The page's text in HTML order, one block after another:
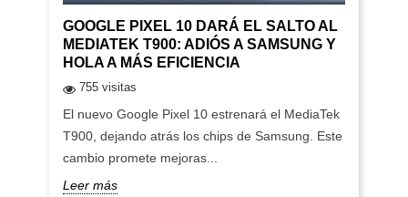
GOOGLE PIXEL 10 DARÁ EL SALTO AL
MEDIATEK T900: ADIÓS A SAMSUNG Y
HOLA A MÁS EFICIENCIA
755 visitas
El nuevo Google Pixel 10 estrenará el MediaTek
T900, dejando atrás los chips de Samsung. Este
cambio promete mejoras...
Leer más